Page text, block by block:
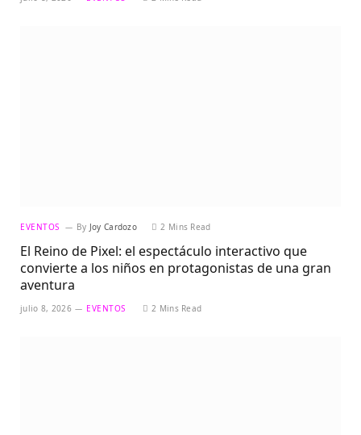
EVENTOS By Joy Cardozo 2 Mins Read
El Reino de Pixel: el espectáculo interactivo que
convierte a los niños en protagonistas de una gran
aventura
julio 8, 2026 EVENTOS 2 Mins Read